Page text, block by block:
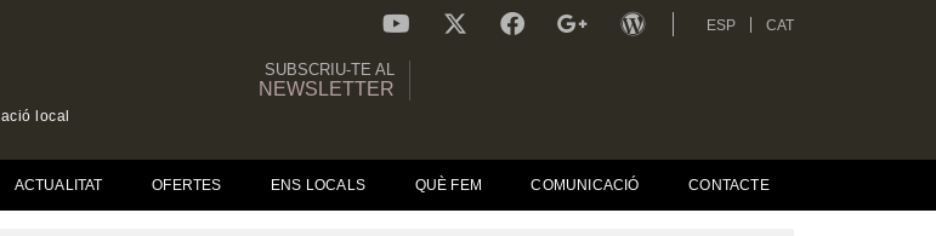
local
ESP CAT
SUBSCRIU-TE AL
NEWSLETTER
ACTUALITAT(CURRENT)OFERTES ENS LOCALS QUÈ FEM COMUNICACIÓ CONTACTE